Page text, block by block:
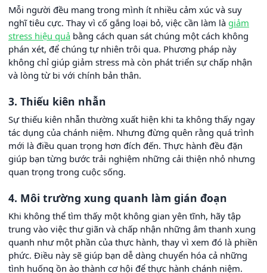
Mỗi người đều mang trong mình ít nhiều cảm xúc và suy
nghĩ tiêu cực. Thay vì cố gắng loại bỏ, việc cần làm là giảm
stress hiệu quả bằng cách quan sát chúng một cách không
phán xét, để chúng tự nhiên trôi qua. Phương pháp này
không chỉ giúp giảm stress mà còn phát triển sự chấp nhận
và lòng từ bi với chính bản thân.
3. Thiếu kiên nhẫn
Sự thiếu kiên nhẫn thường xuất hiện khi ta không thấy ngay
tác dụng của chánh niệm. Nhưng đừng quên rằng quá trình
mới là điều quan trọng hơn đích đến. Thực hành đều đặn
giúp bạn từng bước trải nghiệm những cải thiện nhỏ nhưng
quan trọng trong cuộc sống.
4. Môi trường xung quanh làm gián đoạn
Khi không thể tìm thấy một không gian yên tĩnh, hãy tập
trung vào việc thư giãn và chấp nhận những âm thanh xung
quanh như một phần của thực hành, thay vì xem đó là phiền
phức. Điều này sẽ giúp bạn dễ dàng chuyển hóa cả những
tình huống ồn ào thành cơ hội để thực hành chánh niệm.